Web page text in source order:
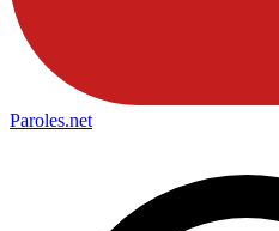
Paroles.net